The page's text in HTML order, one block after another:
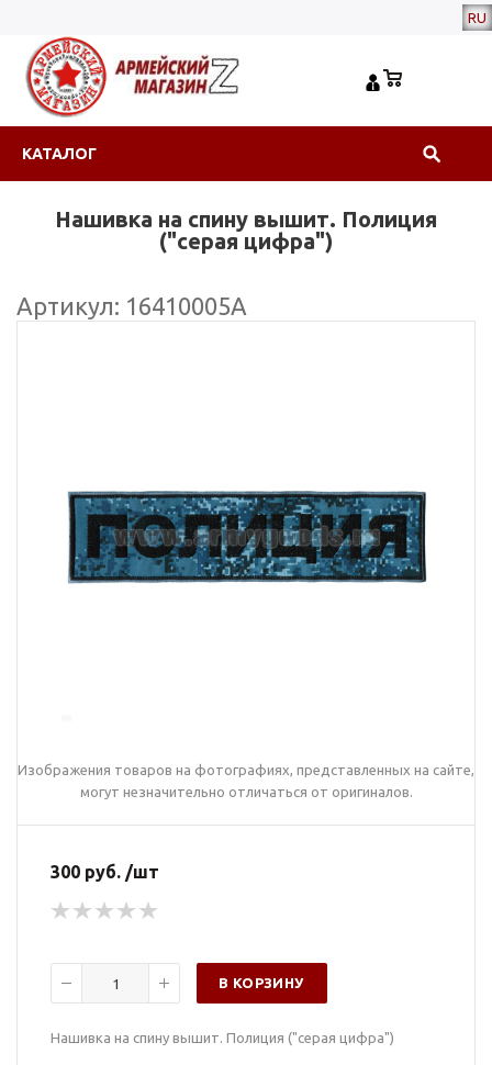
RU
КАТАЛОГ
Нашивка на спину вышит. Полиция
("серая цифра")
Артикул: 16410005А
Изображения товаров на фотографиях, представленных на сайте,
могут незначительно отличаться от оригиналов.
300 руб. /шт
В КОРЗИНУ
Нашивка на спину вышит. Полиция ("серая цифра")